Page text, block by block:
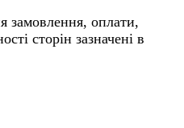
замовлення, оплати,
сторін зазначені в